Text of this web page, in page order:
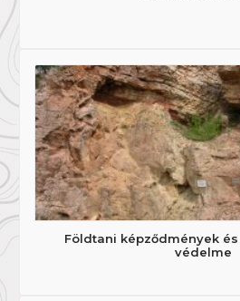
Földtani képződmények
védelme